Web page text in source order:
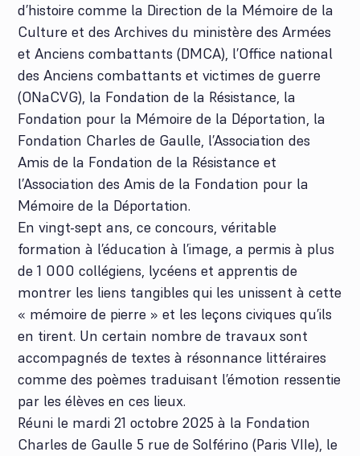
d’histoire comme la Direction de la Mémoire de la
Culture et des Archives du ministère des Armées
et Anciens combattants (DMCA), l’Office national
des Anciens combattants et victimes de guerre
(ONaCVG), la Fondation de la Résistance, la
Fondation pour la Mémoire de la Déportation, la
Fondation Charles de Gaulle, l’Association des
Amis de la Fondation de la Résistance et
l’Association des Amis de la Fondation pour la
Mémoire de la Déportation.
En vingt-sept ans, ce concours, véritable
formation à l’éducation à l’image, a permis à plus
de 1 000 collégiens, lycéens et apprentis de
montrer les liens tangibles qui les unissent à cette
« mémoire de pierre » et les leçons civiques qu’ils
en tirent. Un certain nombre de travaux sont
accompagnés de textes à résonnance littéraires
comme des poèmes traduisant l’émotion ressentie
par les élèves en ces lieux.
Réuni le mardi 21 octobre 2025 à la Fondation
Charles de Gaulle 5 rue de Solférino (Paris VIIe), le